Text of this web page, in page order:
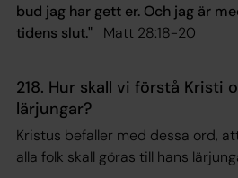
bud jag har gett er. Och jag är
tidens slut."
Matt 28:18-20
218. Hur skall vi förstå Kristi
lärjungar?
Kristus befaller med dessa ord,
alla folk skall göras till hans